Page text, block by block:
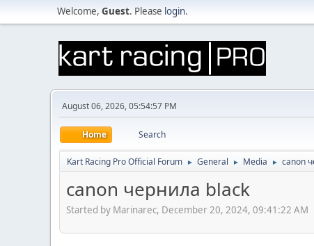
Welcome, Guest. Please login.
August 06, 2026, 05:54:57 PM
Home Search
Kart Racing Pro Official Forum ► General ► Media ► canon
canon чернила black
Started by Marinarec, December 20, 2024, 09:41:22 AM